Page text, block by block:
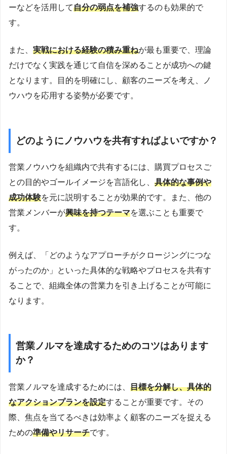
ーなどを活用して自分の弱点を補強するのも効果的で
す。
また、 実戦における経験の積み重ねが最も重要で、理論
だけでなく実践を通じて自信を深めることが成功への鍵
となります。目的を明確にし、顧客のニーズを考え、ノ
ウハウを応用する姿勢が必要です。
どのようにノウハウを共有すればよいですか？
営業ノウハウを組織内で共有するには、購買プロセスご
との目的やゴールイメージを言語化し、 具体的な事例や
成功体験を元に説明することが効果的です。また、他の
営業メンバーが興味を持つテーマを選ぶことも重要で
す。
例えば、「どのようなアプローチがクロージングにつな
がったのか」といった具体的な戦略やプロセスを共有す
ることで、組織全体の営業力を引き上げることが可能に
なります。
営業ノルマを達成するためのコツはあります
か？
営業ノルマを達成するためには、 目標を分解し、具体的
なアクションプランを設定することが重要です。その
際、焦点を当てるべきは効率よく顧客のニーズを捉える
ための準備やリサーチです。